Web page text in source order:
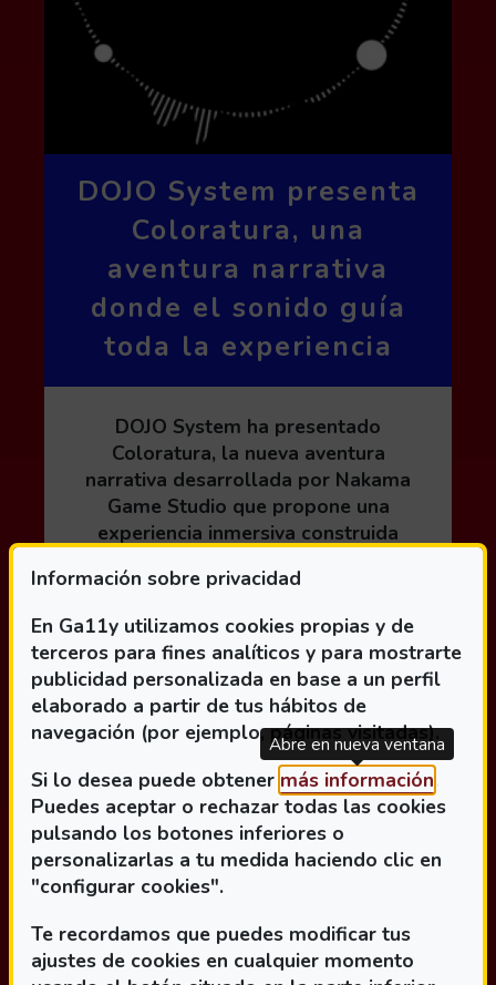
Información sobre privacidad
En Ga11y utilizamos cookies propias y de
terceros para fines analíticos y para mostrarte
publicidad personalizada en base a un perfil
elaborado a partir de tus hábitos de
navegación (por ejemplo, páginas visitadas).
Si lo desea puede obtener más información(Abre
.
Puedes aceptar o rechazar todas las cookies
pulsando los botones inferiores o
personalizarlas a tu medida haciendo clic en
"configurar cookies".
Te recordamos que puedes modificar tus
ajustes de cookies en cualquier momento
Abre en nueva ventana
DOJO System presenta
Coloratura, una
aventura narrativa
donde el sonido guía
toda la experiencia
DOJO System ha presentado
Coloratura, la nueva aventura
narrativa desarrollada por Nakama
Game Studio que propone una
experiencia inmersiva construida
mecánica de juego. La obra sigue la
historia de Alex, una...
Leer más acerca de Últimos días para